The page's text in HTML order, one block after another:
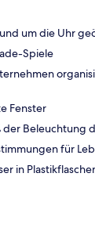
um die Uhr
Spiele
Fenster
Beleuchtung
für
in